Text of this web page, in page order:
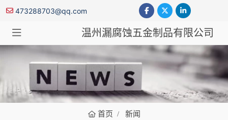
473288703@qq.com
温州漏腐蚀五金制品有限公司
新闻
首页 新闻